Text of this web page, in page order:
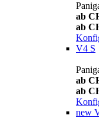
ab
ab
V4 S
ab
ab
new